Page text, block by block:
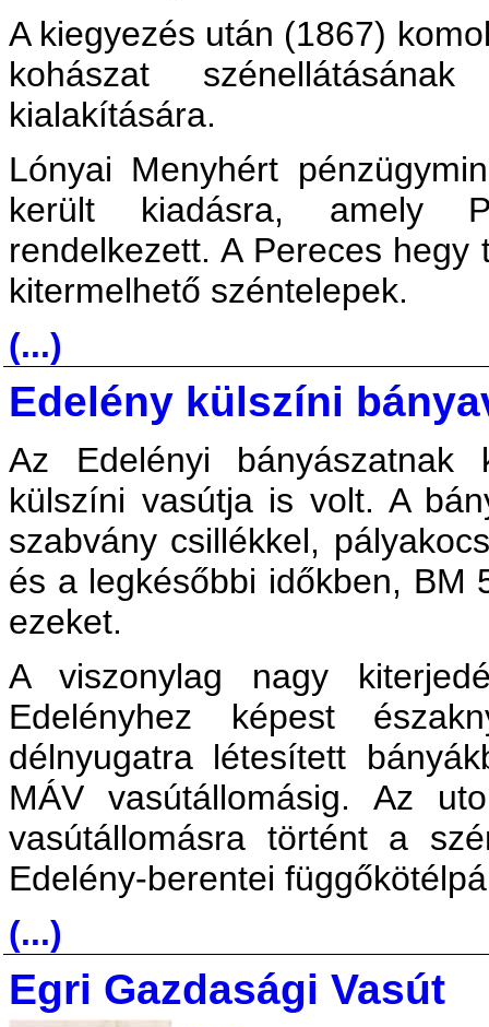
A kiegyezés után (1867)
kohászat
kialakítására.
Lónyai Menyhért
került kiadásra, amely
rendelkezett. A Pereces
kitermelhető széntelepek.
(...)
Edelény külszíni
Az Edelényi bányászatnak
külszíni vasútja is volt. A
szabvány csillékkel,
és a legkésőbbi időkben, BM
ezeket.
A viszonylag nagy
Edelényhez képest
délnyugatra létesített
MÁV vasútállomásig. Az
vasútállomásra történt a
Edelény-berentei
(...)
Egri Gazdasági Vasút